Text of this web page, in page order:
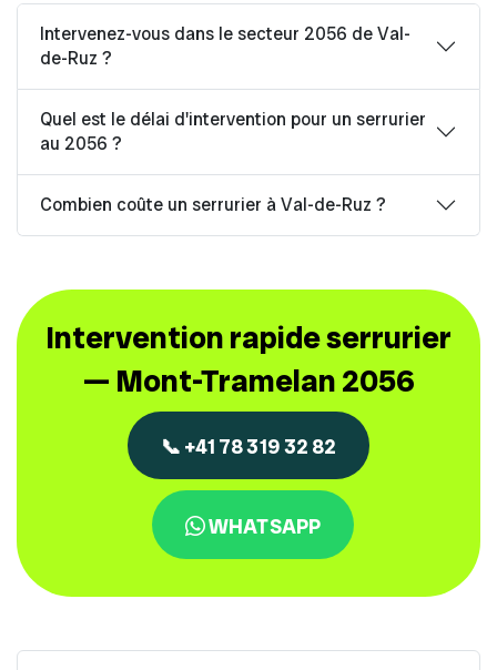
Intervenez-vous dans le secteur 2056 de Val-
de-Ruz ?
Quel est le délai d'intervention pour un serrurier
au 2056 ?
Combien coûte un serrurier à Val-de-Ruz ?
Intervention rapide serrurier
— Mont-Tramelan 2056
📞 +41 78 319 32 82
WHATSAPP